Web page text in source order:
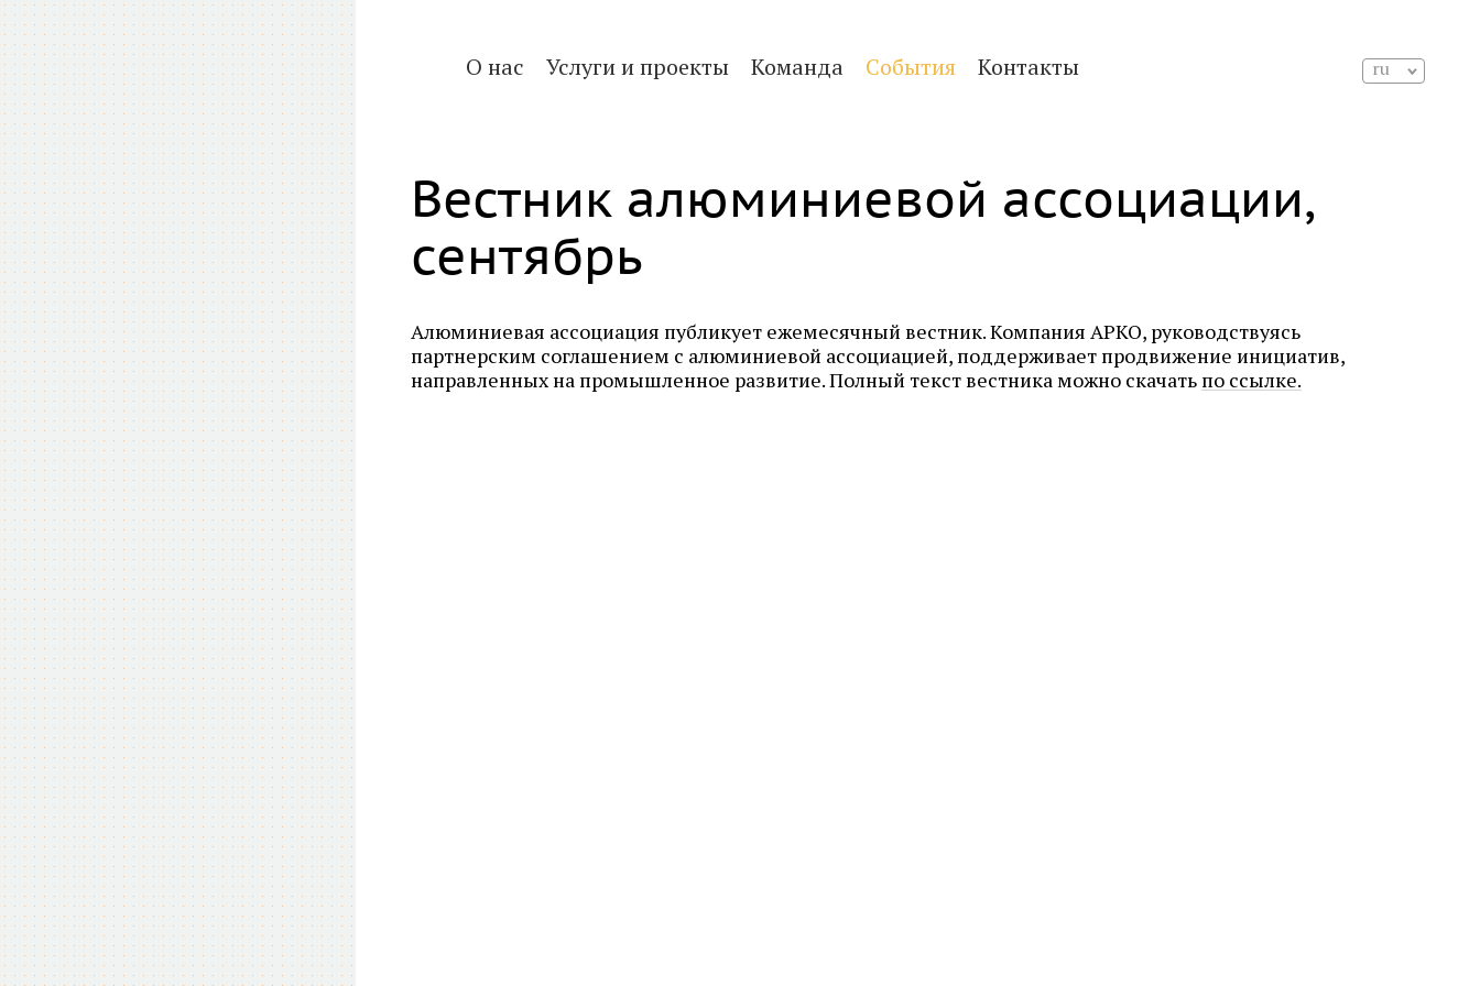
О нас Услуги и проекты Команда События Контакты ru
Вестник алюминиевой ассоциации,
сентябрь
Алюминиевая ассоциация публикует ежемесячный вестник. Компания АРКО, руководствуясь
партнерским соглашением с алюминиевой ассоциацией, поддерживает продвижение инициатив,
направленных на промышленное развитие. Полный текст вестника можно скачать по ссылке.